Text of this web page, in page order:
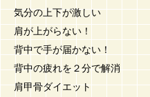
気分の上下が激しい
肩が上がらない！
背中で手が届かない！
背中の疲れを２分で解消
肩甲骨ダイエット